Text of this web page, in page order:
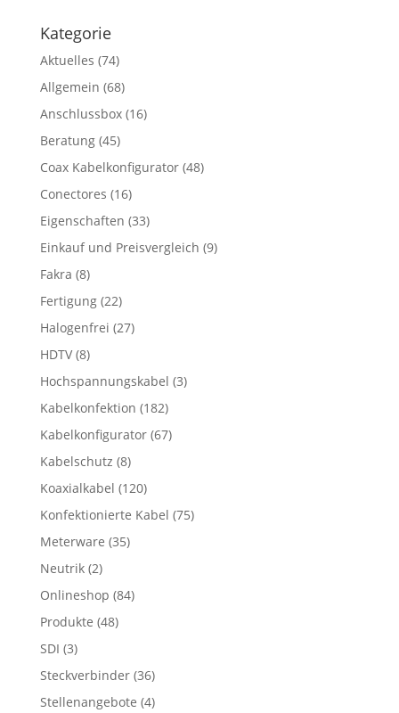
Kategorie
Aktuelles (74)
Allgemein (68)
Anschlussbox(16)
Beratung(45)
Coax Kabelkonfigurator(48)
Conectores (16)
Eigenschaften (33)
Einkauf und Preisvergleich (9)
Fakra (8)
Fertigung(22)
Halogenfrei (27)
HDTV(8)
Hochspannungskabel (3)
Kabelkonfektion (182)
Kabelkonfigurator(67)
Kabelschutz (8)
Koaxialkabel (120)
Konfektionierte Kabel (75)
Meterware (35)
Neutrik(2)
Onlineshop (84)
Produkte (48)
SDI (3)
Steckverbinder(36)
Stellenangebote (4)